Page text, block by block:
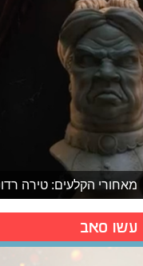
מאחורי הקלעים: טירה
עשו סאב